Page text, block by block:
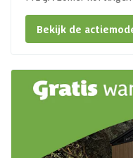
Bekijk de